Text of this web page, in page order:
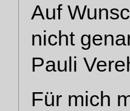
Auf
nicht
Pauli
Für mich